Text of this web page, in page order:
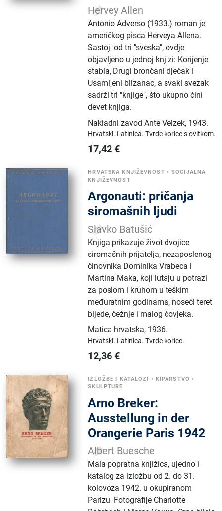
Hervey Allen
Antonio Adverso (1933.) roman je
američkog pisca Herveya Allena.
Sastoji od tri "sveska", ovdje
objavljeno u jednoj knjizi: Korijenje
stabla, Drugi brončani dječak i
Usamljeni blizanac, a svaki svezak
sadrži tri "knjige", što ukupno čini
devet knjiga.
Nakladni zavod Ante Velzek, 1943.
Hrvatski. Latinica.Tvrde korice s ovitkom.
17,42 €
HRVATSKA KNJIŽEVNOST •SOCIJALNA
KNJIŽEVNOST
Argonauti: pričanja
siromašnih ljudi
Slavko Batušić
Knjiga prikazuje život dvojice
siromašnih prijatelja, nezaposlenog
činovnika Dominika Vrabeca i
Martina Maka, koji lutaju u potrazi
za poslom i kruhom u teškim
međuratnim godinama, noseći teret
bijede, čežnje i malog čovjeka.
Matica hrvatska, 1936.
Hrvatski. Latinica.Tvrde korice.
12,36 €
IZLOŽBE I KATALOZI • KIPARSTVO •
SKULPTURE
Arno Breker:
Ausstellung in der
Orangerie Paris 1942
Albert Buesche
Mala popratna knjižica, ujedno i
katalog za izložbu od 2. do 31.
kolovoza 1942. u okupiranom
Parizu. Fotografije Charlotte